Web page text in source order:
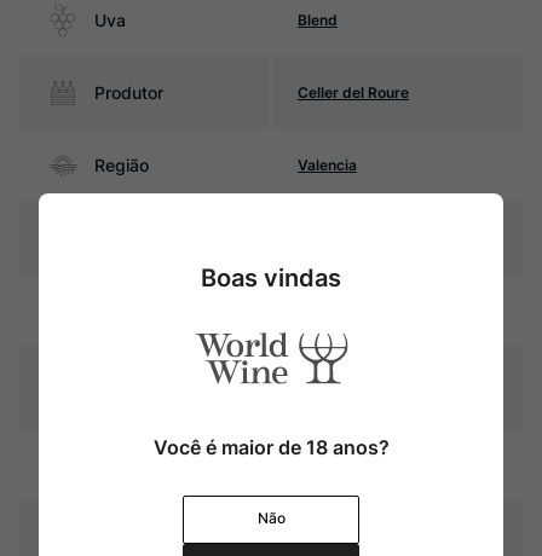
Uva Blend
Produtor Celler del Roure
Região Valencia
Graduação Alcóoli
13,5%
Temperatura 16ºC – 18ºC
Boas vindas
Você é maior de 18 anos?
Não